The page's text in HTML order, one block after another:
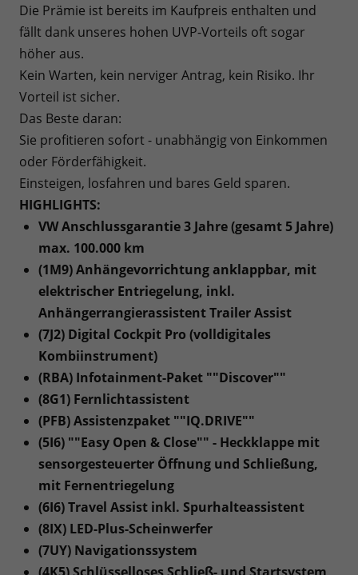
Die Prämie ist bereits im Kaufpreis enthalten und
fällt dank unseres hohen UVP-Vorteils oft sogar
höher aus.
Kein Warten, kein nerviger Antrag, kein Risiko. Ihr
Vorteil ist sicher.
Das Beste daran:
Sie profitieren sofort - unabhängig von Einkommen
oder Förderfähigkeit.
Einsteigen, losfahren und bares Geld sparen.
HIGHLIGHTS:
VW Anschlussgarantie 3 Jahre (gesamt 5 Jahre)
max. 100.000 km
(1M9) Anhängevorrichtung anklappbar, mit
elektrischer Entriegelung, inkl.
Anhängerrangierassistent Trailer Assist
(7J2) Digital Cockpit Pro (volldigitales
Kombiinstrument)
(RBA) Infotainment-Paket ""Discover""
(8G1) Fernlichtassistent
(PFB) Assistenzpaket ""IQ.DRIVE""
(5I6) ""Easy Open & Close"" - Heckklappe mit
sensorgesteuerter Öffnung und Schließung,
mit Fernentriegelung
(6I6) Travel Assist inkl. Spurhalteassistent
(8IX) LED-Plus-Scheinwerfer
(7UY) Navigationssystem